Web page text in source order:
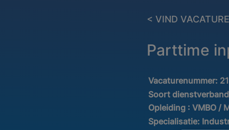
< VIND
Parttime
Vacaturenummer:
Soort
Opleiding : VMBO /
Specialisatie: